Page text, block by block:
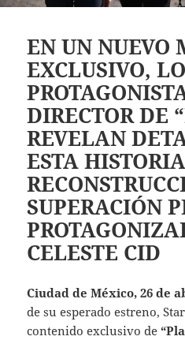
EN UN NUEVO
EXCLUSIVO,
DIRECTOR DE
REVELAN
ESTA
SUPERACIÓN
CELESTE CID
Ciudad de México, 26 de
de su esperado estreno,
contenido exclusivo de